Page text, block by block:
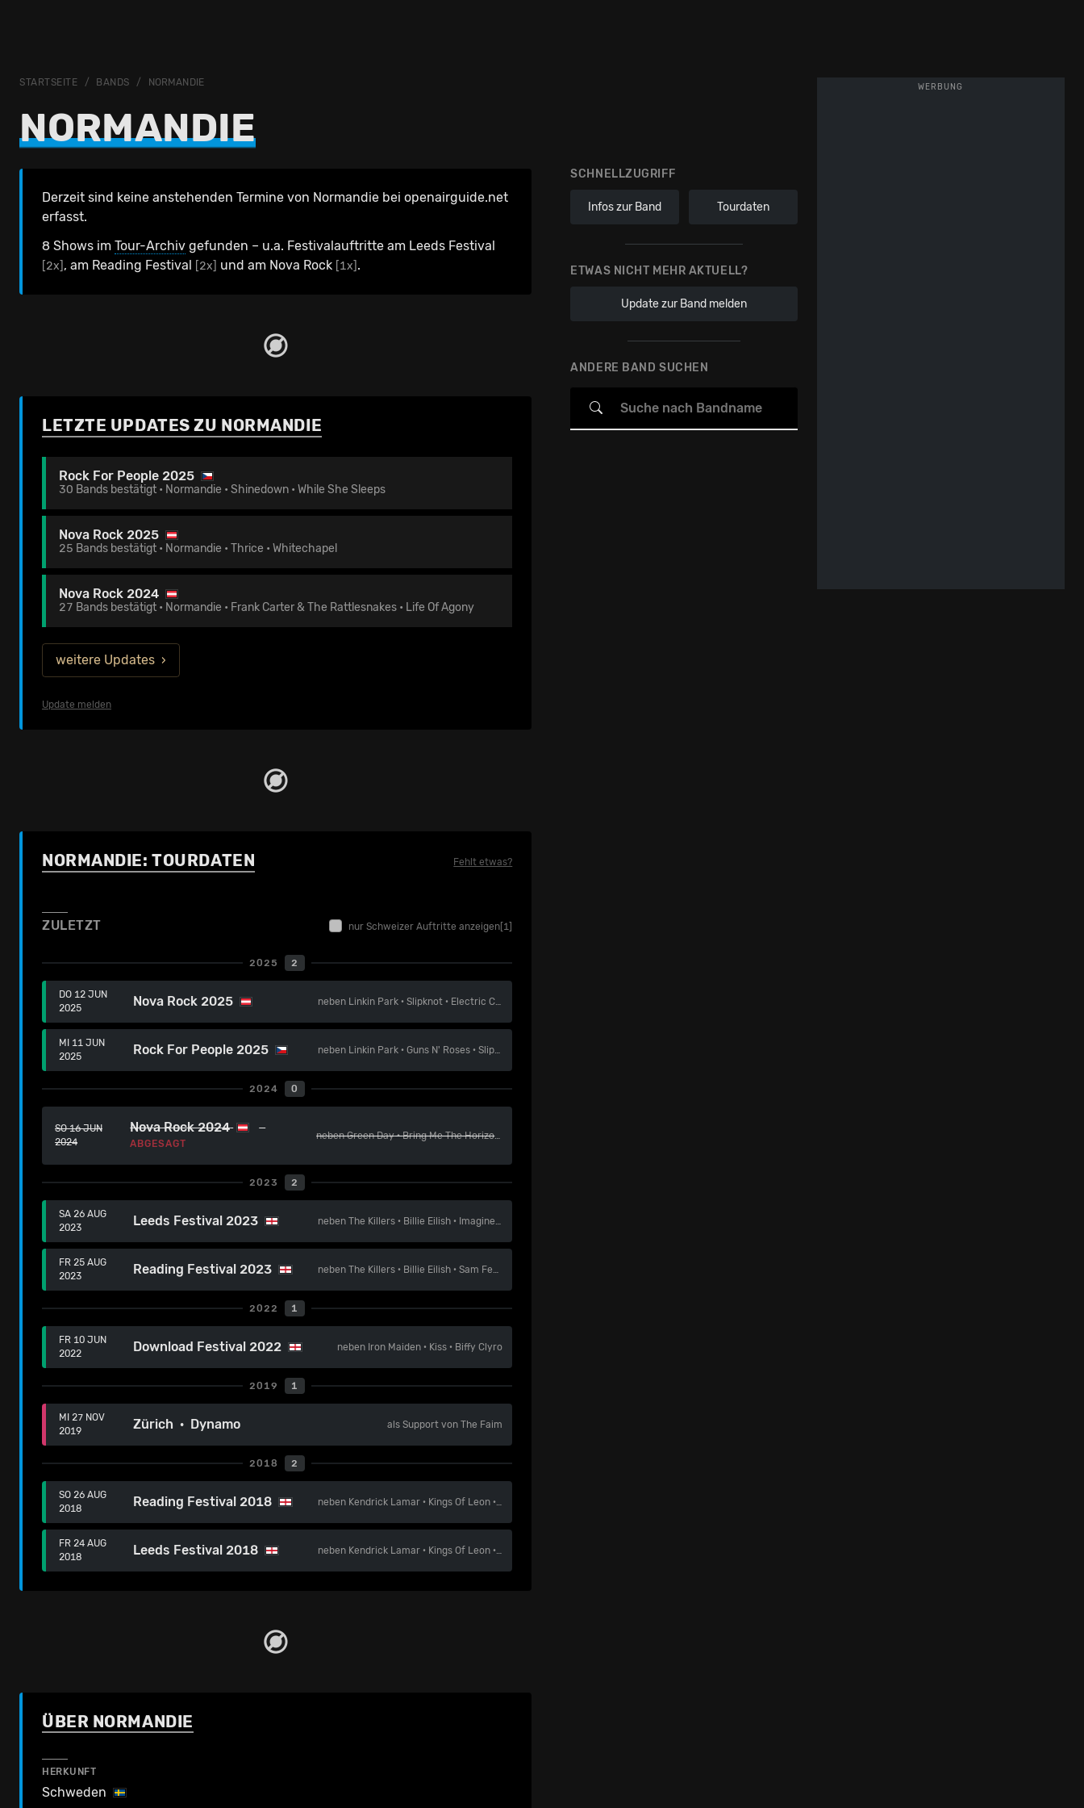
WERBUNG
STARTSEITE BANDS NORMANDIE
NORMANDIE
SCHNELLZUGRIFF
Infos zur Band Tourdaten
ETWAS NICHT MEHR AKTUELL?
Update zur Band melden
ANDERE BAND SUCHEN
Derzeit sind keine anstehenden Termine von Normandie bei openairguide.net
erfasst.
8 Shows im Tour-Archiv gefunden – u.a. Festivalauftritte am Leeds Festival
[2x] , am Reading Festival [2x] und am Nova Rock [1x] .
LETZTE UPDATES ZU NORMANDIE
Rock For People 2025
30 Bands bestätigt • Normandie • Shinedown • While She Sleeps
Nova Rock 2025
25 Bands bestätigt • Normandie • Thrice • Whitechapel
Nova Rock 2024
27 Bands bestätigt • Normandie • Frank Carter & The Rattlesnakes • Life Of Agony
weitere Updates
Update melden
NORMANDIE: TOURDATEN Fehlt etwas?
ZULETZT nur Schweizer Auftritte anzeigen [1]
2025 2
DO 12 JUN
2025
Nova Rock 2025 neben Linkin Park ·Slipknot · Electric Callboy
MI 11 JUN
2025
Rock For People 2025 neben Linkin Park ·Guns N' Roses ·Slipknot
2024 0
SO 16 JUN
2024
Nova Rock 2024
ABGESAGT
nebenGreen Day·Bring Me The Horizon
2023 2
SA 26 AUG
2023
Leeds Festival 2023 nebenThe Killers · Billie Eilish · Imagine Dragons
FR 25 AUG
2023
Reading Festival 2023 nebenThe Killers · Billie Eilish ·Sam Fender
2022 1
FR 10 JUN
2022
Download Festival 2022 neben Iron Maiden · Kiss · Biffy Clyro
2019 1
MI 27 NOV
2019
Zürich · Dynamo als Support von The Faim
2018 2
SO 26 AUG
2018
Reading Festival 2018 neben Kendrick Lamar · Kings Of Leon ·
FR 24 AUG
2018
Leeds Festival 2018 neben Kendrick Lamar · Kings Of Leon ·
ÜBER NORMANDIE
HERKUNFT
Schweden